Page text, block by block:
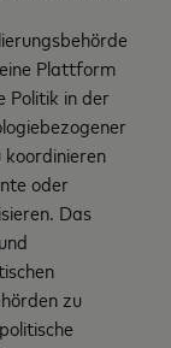
Plattform
Politik in der
koordinieren
oder
Das
zu